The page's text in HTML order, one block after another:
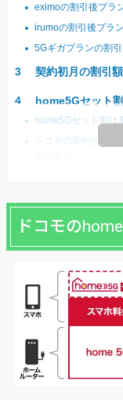
eximoの割引後プラ
irumoの割引後プラ
5Gギガプランの割
契約初月の割引
home5Gセット
home5Gセット割は
ドコモの契約が2回
ドコモの